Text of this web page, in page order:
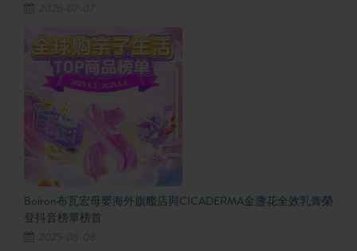
Boiron布瓦宏母嬰海外旗艦店與CICADERMA金盞花全效乳膏榮
登抖音榜單榜首